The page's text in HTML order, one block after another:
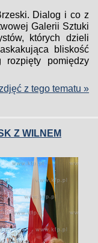
Dialog i co z
Galerii Sztuki
których dzieli
bliskość
rozpięty pomiędzy
z tego tematu »
Z WILNEM